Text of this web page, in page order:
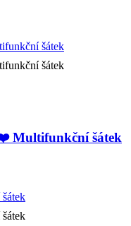
Multifunkční šátek